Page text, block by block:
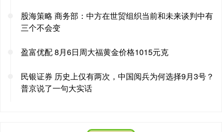
股海策略 商务部：中方在世贸组织当前和未来谈判中有
三个不会变
盈富优配 8月6日周大福黄金价格1015元克
民银证券 历史上仅有两次，中国阅兵为何选择9月3号？
普京说了一句大实话